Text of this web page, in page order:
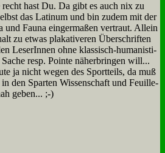
recht hast Du. Da gibt es auch nix zu
das La­ti­num und bin zu­dem mit der
und Fau­na ein­ger­ma­ßen ver­traut. Al­lein
zu et­was pla­ka­ti­ve­ren Über­schrif­ten
Le­se­rIn­nen oh­ne klas­sisch-hu­ma­ni­sti­
resp. Poin­te nä­her­brin­gen will...
ja nicht we­gen des Sport­teils, da muß
den Spar­ten Wis­sen­schaft und Feuil­le­
ge­ben... ;-)